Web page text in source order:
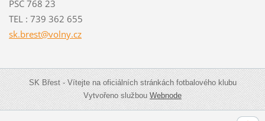
PSČ 768 23
TEL : 739 362 655
sk.brest@volny.cz
SK Břest - Vítejte na oficiálních stránkách fotbalového klubu
Vytvořeno službouWebnode